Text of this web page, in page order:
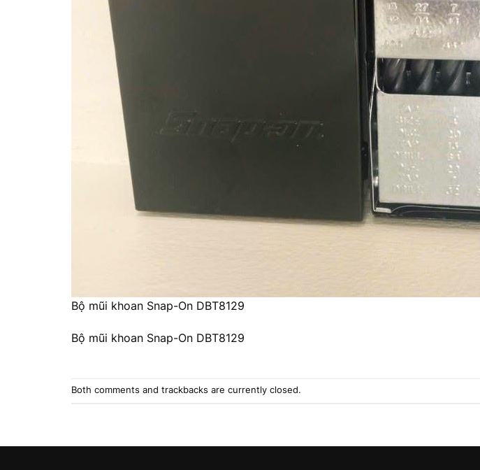
Bộ mũi khoan Snap-On DBT8129
Bộ mũi khoan Snap-On DBT8129
Both comments and trackbacks are currently closed.